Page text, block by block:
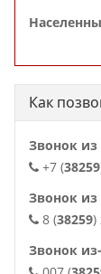
Как
Звонок из
+7 (38259
Звонок из
8 (38259)
Звонок